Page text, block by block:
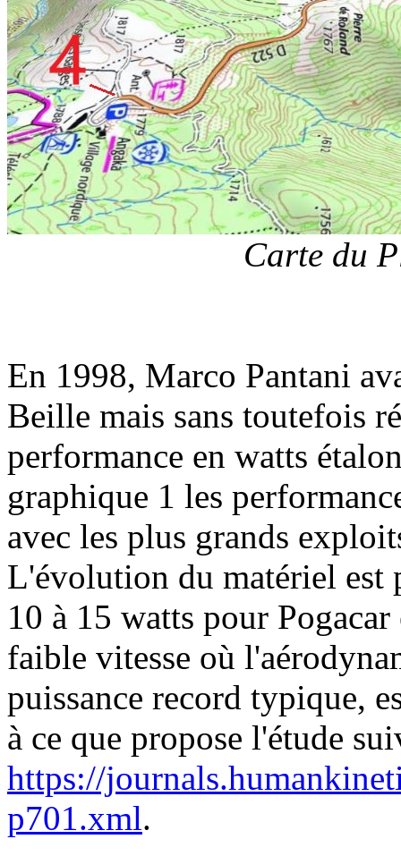
Carte du
En 1998, Marco Pantani
Beille mais sans toutefois
performance en watts
graphique 1 les
avec les plus grands
L'évolution du matériel est
10 à 15 watts pour
faible vitesse où
puissance record typique,
à ce que propose l'étude
https://
p701.xml.